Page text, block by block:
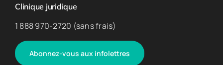
Clinique juridique
1 888 970-2720 (sans frais)
Abonnez-vous aux infolettres